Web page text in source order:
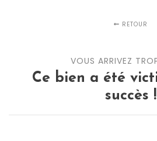
RETOUR
VOUS ARRIVEZ
Ce bien a été
succès !